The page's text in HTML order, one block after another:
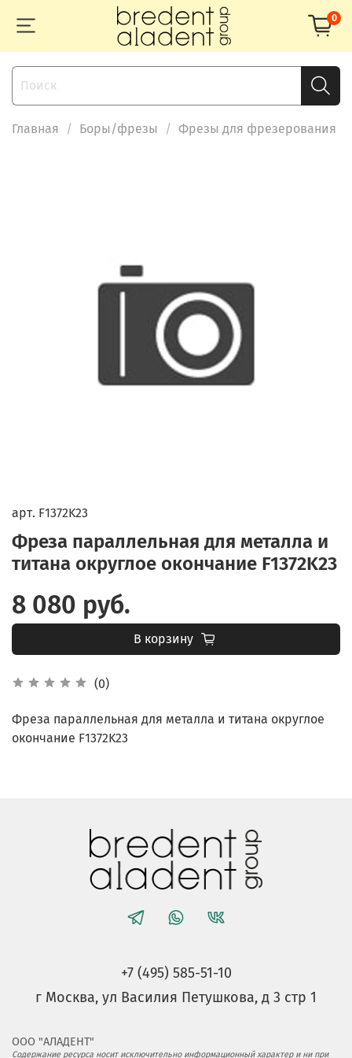
0
Главная Боры/фрезы Фрезы для фрезерования
арт. F1372K23
Фреза параллельная для металла и
титана округлое окончание F1372K23
(0)
8 080 руб.
В корзину
Фреза параллельная для металла и титана округлое
окончание F1372K23
+7 (495) 585-51-10
г Москва, ул Василия Петушкова, д 3 стр 1
ООО "АЛАДЕНТ"
Содержание ресурса носит исключительно информационный характер и ни при